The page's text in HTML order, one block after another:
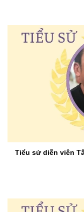
Tiểu sử diễn viên